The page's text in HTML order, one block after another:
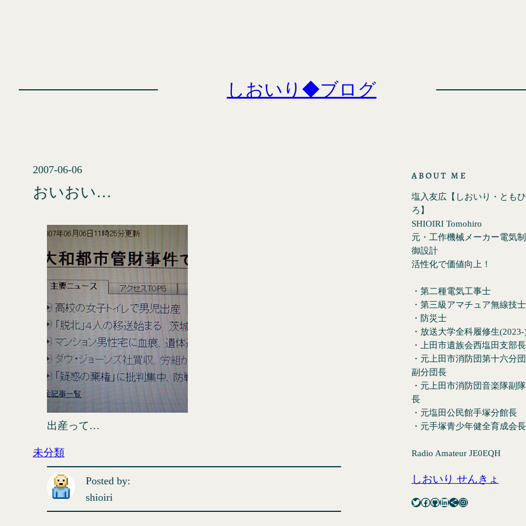
しおいり◆ブログ
2007-06-06
おいおい…
出産って…
未分類
Posted by:
shioiri
ABOUT ME
塩入友広【しおいり・ともひ
ろ】
SHIOIRI Tomohiro
元・工作機械メーカー電気制
御設計
活性化で価値向上！
・第二種電気工事士
・第三級アマチュア無線技士
・防災士
・放送大学全科履修生(2023-
・上田市遺族会西塩田支部長
・元上田市消防団第十六分団
副分団長
・元上田市消防団音楽隊副隊
長
・元塩田公民館手塚分館長
・元手塚青少年健全育成会長
Radio Amateur JE0EQH
しおいり せんきょ
Twitter Facebook GitHub LinkedIn Share Icon Instagram